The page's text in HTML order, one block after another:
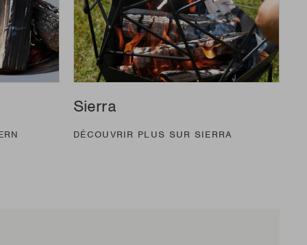
Sierra
DÉCOUVRIR PLUS SUR SIERRA